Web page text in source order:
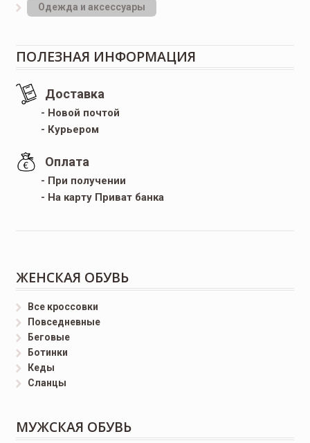
Одежда и аксессуары
ПОЛЕЗНАЯ ИНФОРМАЦИЯ
Доставка
- Новой почтой
- Курьером
Оплата
- При получении
- На карту Приват банка
ЖЕНСКАЯ ОБУВЬ
Все кроссовки
Повседневные
Беговые
Ботинки
Кеды
Сланцы
МУЖСКАЯ ОБУВЬ